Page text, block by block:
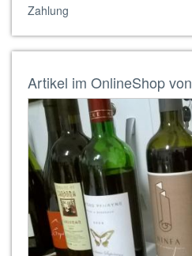
Zahlung
Artikel im OnlineShop von